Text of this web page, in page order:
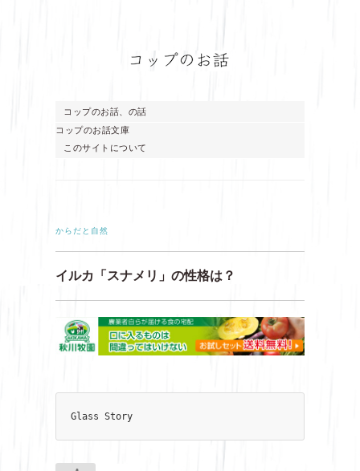
コップのお話、の話
コップのお話文庫
このサイトについて
からだと自然
イルカ「スナメリ」の性格は？
Glass Story